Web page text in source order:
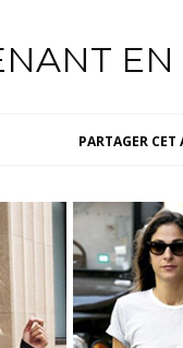
PARTAGER CET